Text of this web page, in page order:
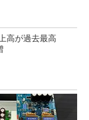
高が過去最高